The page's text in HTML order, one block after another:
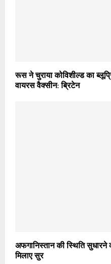
रूस ने चुराया कोविशील्‍ड का
वायरस वैक्‍सीन: ब्रिटेन
अफगानिस्तान की स्थिति
मिलाए सुर